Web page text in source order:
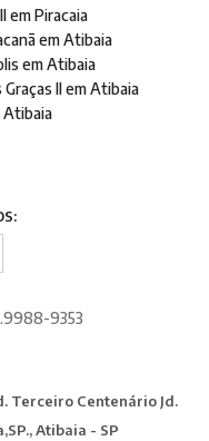
em Piracaia
em Atibaia
em Atibaia
II em Atibaia
Atibaia
9353
Terceiro Centenário Jd.
Atibaia - SP